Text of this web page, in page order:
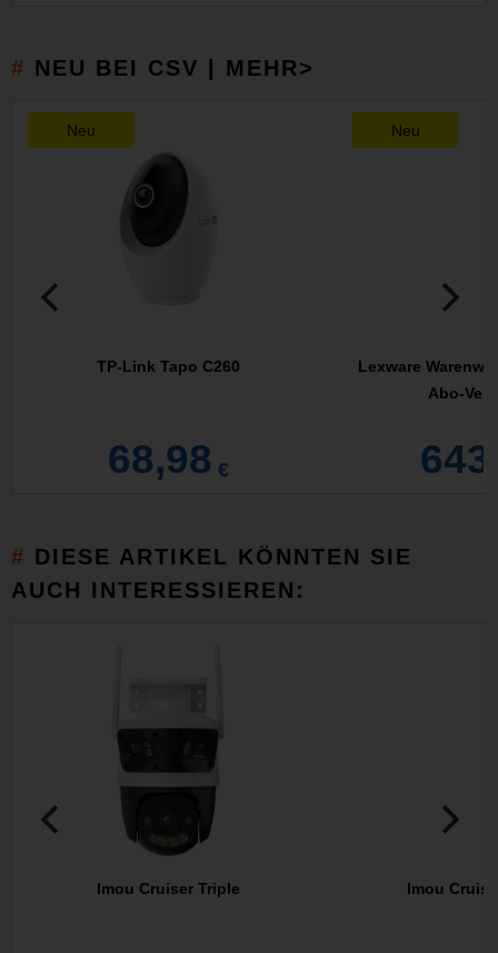
NEU BEI CSV | MEHR>
Neu
TP-Link Tapo C260
68,98 €
Neu
Lexware
Abo-
DIESE ARTIKEL KÖNNTEN SIE
AUCH INTERESSIEREN:
Imou Cruiser Triple Imou